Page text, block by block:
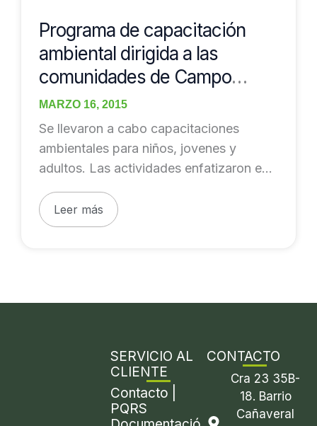
Programa de capacitación
ambiental dirigida a las
comunidades de Campo
Galán, Termo Galán, isla La
Unión y Nueva Venecia
(Barrancabermeja, Santander)
MARZO 16, 2015
Se llevaron a cabo capacitaciones
ambientales para niños, jovenes y
adultos. Las actividades enfatizaron en
capacitación
ambiental
dirigida
a
las
comunidades
de
Campo
y
(Barrancabermeja,
Santander)
Leer más
SERVICIO AL
CLIENTE
Contacto |
PQRS
CONTACTO
Cra 23 35B-
18. Barrio
Cañaveral